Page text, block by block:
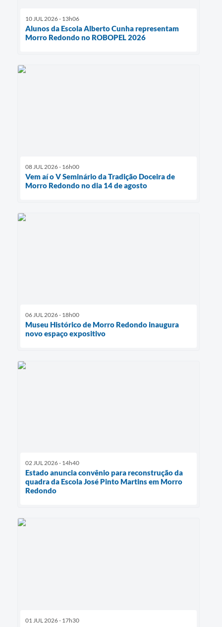
10 JUL 2026 - 13h06
Alunos da Escola Alberto Cunha representam
Morro Redondo no ROBOPEL 2026
08 JUL 2026 - 16h00
Vem aí o V Seminário da Tradição Doceira de
Morro Redondo no dia 14 de agosto
06 JUL 2026 - 18h00
Museu Histórico de Morro Redondo inaugura
novo espaço expositivo
02 JUL 2026 - 14h40
Estado anuncia convênio para reconstrução da
quadra da Escola José Pinto Martins em Morro
Redondo
01 JUL 2026 - 17h30